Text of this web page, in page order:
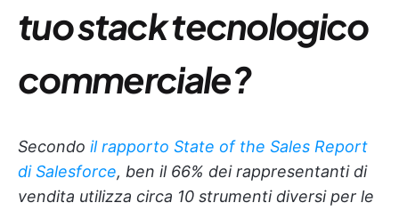
tuo stack tecnologico
commerciale?
Secondo il rapporto State of the Sales Report
di Salesforce, ben il 66% dei rappresentanti di
vendita utilizza circa 10 strumenti diversi per le